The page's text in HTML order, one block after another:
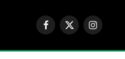
Facebook
X
Instagram